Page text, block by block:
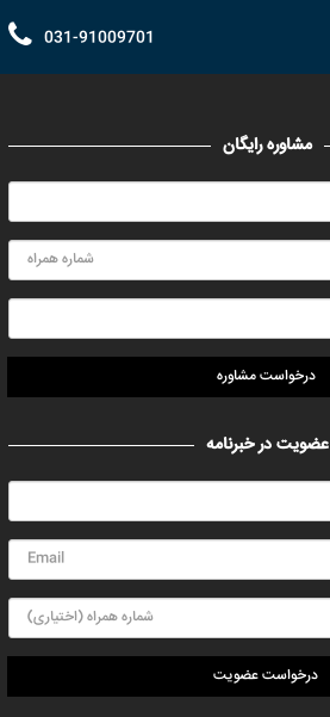
031-91009701
مشاوره رایگان
درخواست مشاوره
عضویت در خبرنامه
درخواست عضویت